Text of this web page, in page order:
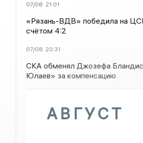
07/08 21:01
«Рязань-ВДВ» победила на
счётом 4:2
07/08 20:31
СКА обменял Джозефа
Юлаев» за компенсацию
АВГУСТ